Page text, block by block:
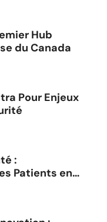
Hub
du Canada
Pour Enjeux
:
Patients en